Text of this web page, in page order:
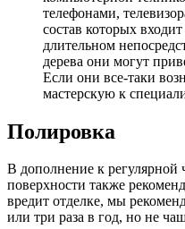
телефонами,
состав которых
длительном
дерева они могут
Если они все-таки
мастерскую к
Полировка
В дополнение к регулярной
поверхности также
вредит отделке, мы
или три раза в год, но не